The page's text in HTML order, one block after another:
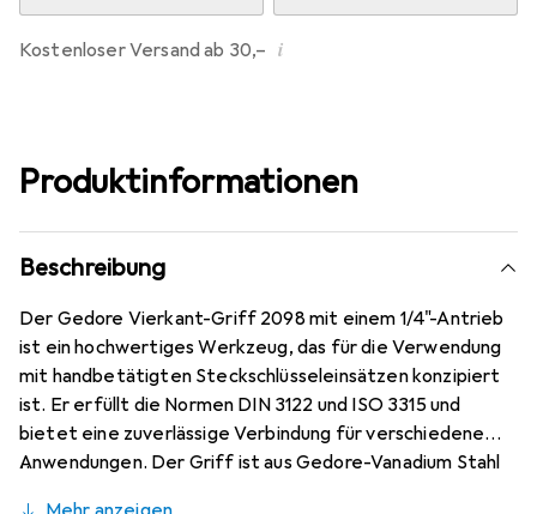
Kostenloser Versand ab 30,– i
Produktinformationen
Beschreibung
Der Gedore Vierkant-Griff 2098 mit einem 1/4"-Antrieb
ist ein hochwertiges Werkzeug, das für die Verwendung
mit handbetätigten Steckschlüsseleinsätzen konzipiert
ist. Er erfüllt die Normen DIN 3122 und ISO 3315 und
bietet eine zuverlässige Verbindung für verschiedene
Anwendungen. Der Griff ist aus Gedore-Vanadium Stahl